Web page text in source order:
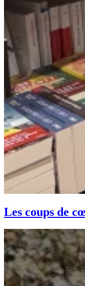
Les coups de